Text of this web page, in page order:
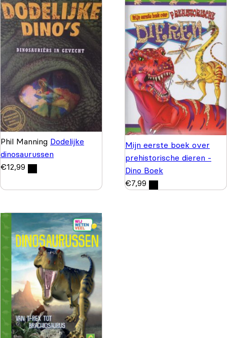
Phil Manning Dodelijke
dinosaurussen
€12,99
Mijn eerste boek over
prehistorische dieren -
Dino Boek
€7,99